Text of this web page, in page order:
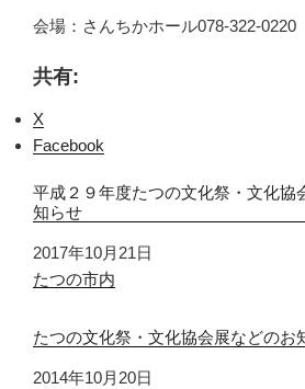
会場：さんちかホール078-322-0220
共有:
X
Facebook
平成２９年度たつの文化祭・文化協
知らせ
日付
2017年10月21日
関連理由
たつの市内
たつの文化祭・文化協会展などのお
日付
2014年10月20日